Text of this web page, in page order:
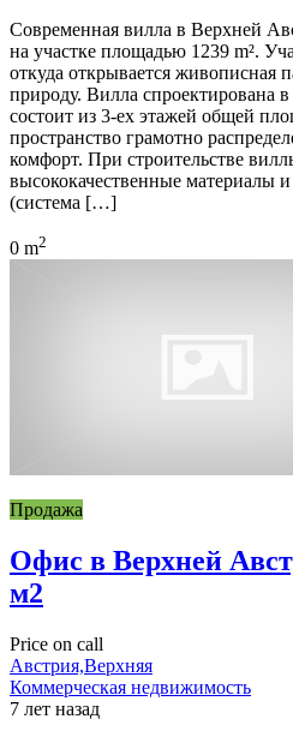
Современная вилла в Верхней
на участке площадью 1239 m².
откуда открывается
природу. Вилла спроектирована
состоит из 3-ех этажей общей
пространство грамотно
комфорт. При строительстве
высококачественные материалы
(система […]
0 m2
Продажа
Офис в Верхней
м2
Price on call
Австрия,Верхняя
Коммерческая недвижимость
7 лет назад